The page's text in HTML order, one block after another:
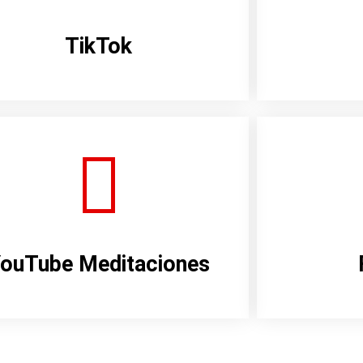
TikTok
Meditaciones